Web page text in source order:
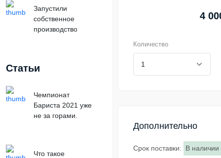
Запустили
собственное
производство
Статьи
Чемпионат
Бариста 2021 уже
не за горами.
Что такое
4
Количество
Дополнительно
Срок поставки: В наличии